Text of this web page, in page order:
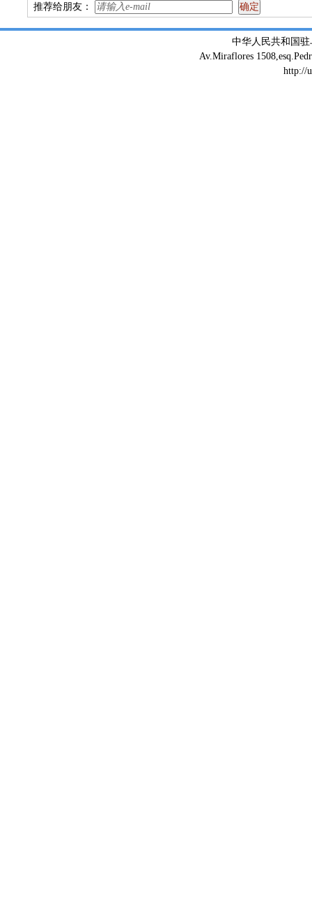
推荐给朋友：
中华人民共和国
Av.Miraflores
http://